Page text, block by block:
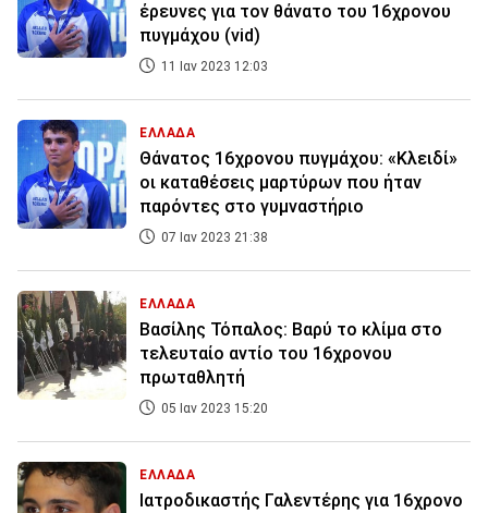
έρευνες για τον θάνατο του 16χρονου
πυγμάχου (vid)
11 Ιαν 2023 12:03
ΕΛΛΑΔΑ
Θάνατος 16χρονου πυγμάχου: «Κλειδί»
οι καταθέσεις μαρτύρων που ήταν
παρόντες στο γυμναστήριο
07 Ιαν 2023 21:38
ΕΛΛΑΔΑ
Βασίλης Τόπαλος: Βαρύ το κλίμα στο
τελευταίο αντίο του 16χρονου
πρωταθλητή
05 Ιαν 2023 15:20
ΕΛΛΑΔΑ
Ιατροδικαστής Γαλεντέρης για 16χρονο